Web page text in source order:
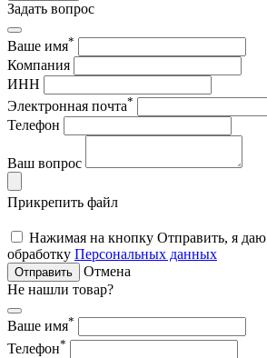
Задать вопрос
Ваше имя*
Компания
ИНН
Электронная почта*
Телефон
Ваш вопрос
Прикрепить файл
Нажимая на кнопку Отправить, я даю
обработку Персональных данных
Отправить
Отмена
Не нашли товар?
Ваше имя*
Телефон*